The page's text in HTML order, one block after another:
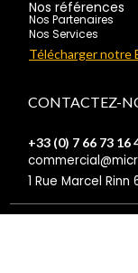
Nos références
Nos Partenaires
Nos Services
Télécharger notre
CONTACTEZ-
+33 (0) 7 66 73 16
1 Rue Marcel